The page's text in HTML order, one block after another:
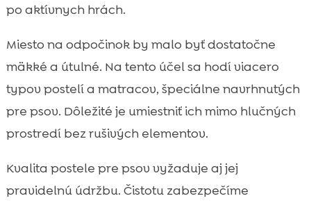
po aktívnych hrách.
Miesto na odpočinok by malo byť dostatočne
mäkké a útulné. Na tento účel sa hodí viacero
typov postelí a matracov, špeciálne navrhnutých
pre psov. Dôležité je umiestniť ich mimo hlučných
prostredí bez rušivých elementov.
Kvalita postele pre psov vyžaduje aj jej
pravidelnú údržbu. Čistotu zabezpečíme